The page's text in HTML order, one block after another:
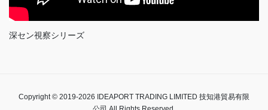
深セン視察シリーズ
Copyright © 2019-2026 IDEAPORT TRADING LIMITED 技知港貿易有限